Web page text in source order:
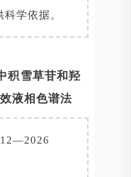
学依据。
积雪草苷和羟
液相色谱法